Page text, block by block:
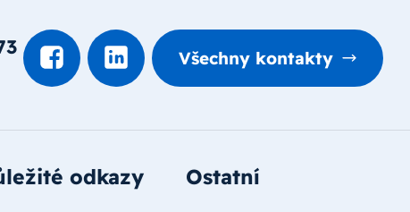
Všechny kontakty
odkazy Ostatní